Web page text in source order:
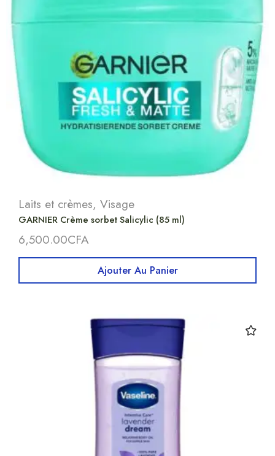
Laits et crèmes, Visage
GARNIER Crème sorbet Salicylic (85 ml)
6,500.00CFA
Ajouter Au Panier